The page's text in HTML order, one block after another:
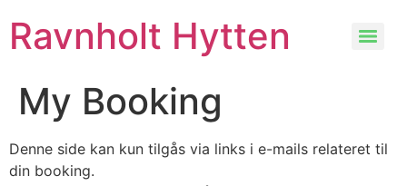
Ravnholt Hytten
My Booking
Denne side kan kun tilgås via links i e-mails relateret til
din booking.